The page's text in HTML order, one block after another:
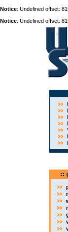
Notice: Undefined offset:
Notice: Undefined offset: